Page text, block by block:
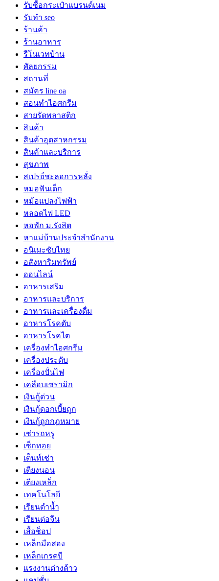
รับซื้อกระเป๋าแบรนด์เนม
รับทำ seo
ร้านค้า
ร้านอาหาร
รีโนเวทบ้าน
ศัลยกรรม
สถานที่
สมัคร line oa
สอนทำไอศกรีม
สายรัดพลาสติก
สินค้า
สินค้าอุตสาหกรรม
สินค้าและบริการ
สุขภาพ
สเปรย์ชะลอการหลั่ง
หมอฟันเด็ก
หม้อแปลงไฟฟ้า
หลอดไฟ LED
หอพัก ม.รังสิต
หาแม่บ้านประจำสำนักงาน
อนิเมะซับไทย
อสังหาริมทรัพย์
ออนไลน์
อาหารเสริม
อาหารและบริการ
อาหารและเครื่องดื่ม
อาหารโรคตับ
อาหารโรคไต
เครื่องทำไอศกรีม
เครื่องประดับ
เครื่องปั่นไฟ
เคลือบเซรามิก
เงินกู้ด่วน
เงินกู้ดอกเบี้ยถูก
เงินกู้ถูกกฎหมาย
เช่ารถหรู
เซ็กทอย
เต็นท์เช่า
เตียงนอน
เตียงเหล็ก
เทคโนโลยี
เรียนดำน้ำ
เรียนต่อจีน
เสื้อช็อป
เหล็กมือสอง
เหล็กเกรดบี
เเรงงานต่างด้าว